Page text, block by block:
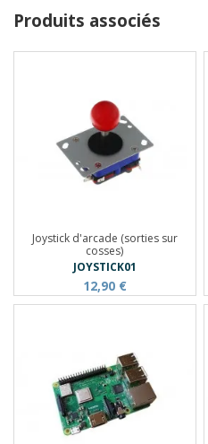
Produits associés
Joystick d'arcade (sorties sur
cosses)
JOYSTICK01
12,90 €